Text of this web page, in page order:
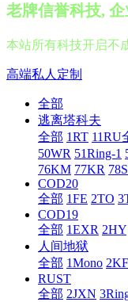
老牌信誉科技,
本站所有科技开启不
高端私人定制
全部
逃离塔科夫
全部 1RT 11RU
50WR 51Ring-1
76KM 77KR
COD20
全部 1FE 2TO
COD19
全部 1EXR 2HY
人间地狱
全部 1Mono 2KF
RUST
全部 2JXN